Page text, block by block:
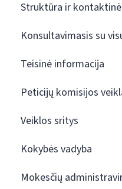
Struktūra ir
Konsultavimasis su
Teisinė informacija
Peticijų komisijos
Veiklos sritys
Kokybės vadyba
Mokesčių